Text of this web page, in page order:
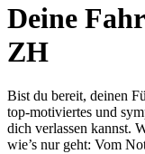
Deine
ZH
Bist du bereit, deinen
top-motiviertes und
dich verlassen kannst.
wie’s nur geht: Vom